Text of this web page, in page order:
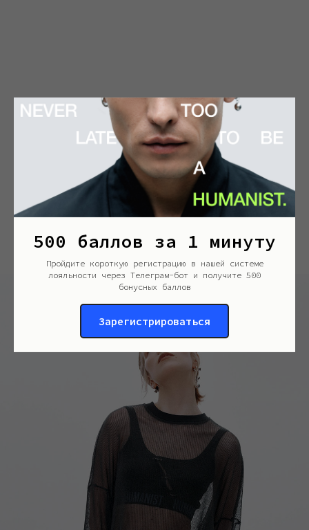
Юбка-фартук HUMANIST x
KRAFT FLOWERS
6 900 р.
500 баллов за 1 минуту
Пройдите короткую регистрацию в нашей системе
лояльности через Телеграм-бот и получите 500
бонусных баллов
Зарегистрироваться